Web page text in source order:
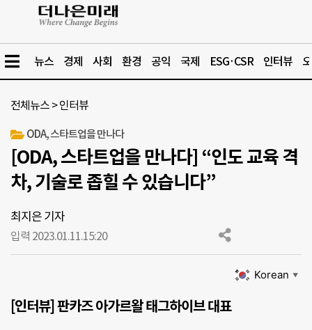
뉴스 경제 사회 환경 공익 국제 ESG·CSR 인터뷰
전체뉴스 >인터뷰
ODA, 스타트업을 만나다
[ODA, 스타트업을 만나다] “인도 교육 격
차, 기술로 좁힐 수 있습니다”
최지은 기자
입력 2023.01.11.15:20
Korean ▼
[인터뷰] 판카즈 아가르왈 태그하이브 대표